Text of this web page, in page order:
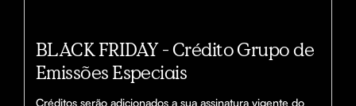
BLACK FRIDAY - Crédito Grupo de
Emissões Especiais
Créditos serão adicionados a sua assinatura vigente do